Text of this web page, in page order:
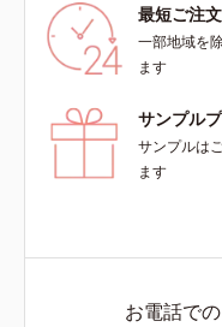
最短ご注
一部地域を
ます
サンプル
サンプルは
ます
お電話で